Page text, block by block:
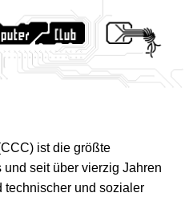
ist die größte
seit über vierzig Jahren
technischer und sozialer